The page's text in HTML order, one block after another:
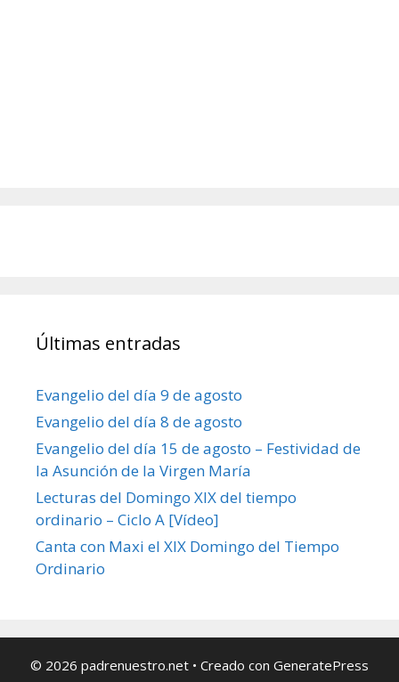
Últimas entradas
Evangelio del día 9 de agosto
Evangelio del día 8 de agosto
Evangelio del día 15 de agosto – Festividad de
la Asunción de la Virgen María
Lecturas del Domingo XIX del tiempo
ordinario – Ciclo A [Vídeo]
Canta con Maxi el XIX Domingo del Tiempo
Ordinario
© 2026 padrenuestro.net • Creado con GeneratePress